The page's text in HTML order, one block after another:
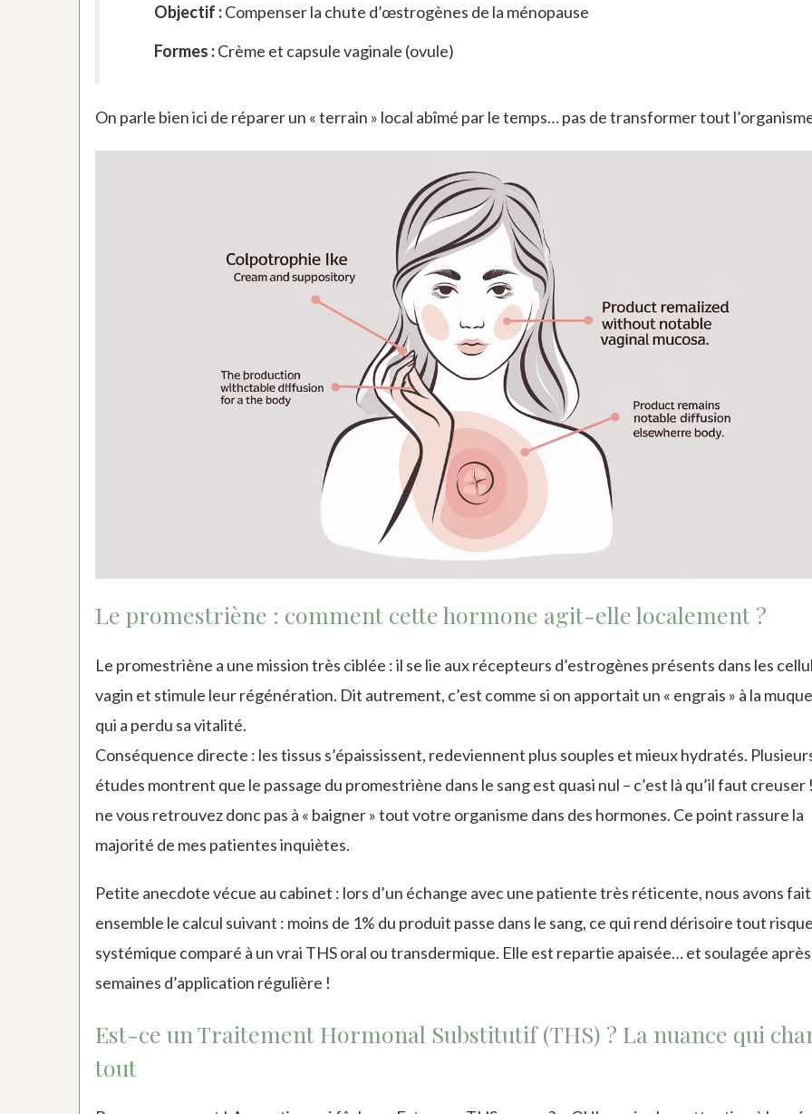
Objectif :Compenser la chute d’œstrogènes de la ménopause
Formes :Crème et capsule vaginale (ovule)
On parle bien ici de réparer un « terrain » local abîmé par le temps… pas de transformer tout
Le promestriène : comment cette hormone agit-elle localement ?
Le promestriène a une mission très ciblée : il se lie aux récepteurs d’estrogènes présents dans les
vagin et stimule leur régénération. Dit autrement, c’est comme si on apportait un « engrais » à la
qui a perdu sa vitalité.
Conséquence directe : les tissus s’épaississent, redeviennent plus souples et mieux hydratés.
études montrent que le passage du promestriène dans le sang est quasi nul – c’est là qu’il faut creuser
ne vous retrouvez donc pas à « baigner » tout votre organisme dans des hormones. Ce point rassure la
majorité de mes patientes inquiètes.
Petite anecdote vécue au cabinet : lors d’un échange avec une patiente très réticente, nous avons fait
ensemble le calcul suivant : moins de 1% du produit passe dans le sang, ce qui rend dérisoire tout
systémique comparé à un vrai THS oral ou transdermique. Elle est repartie apaisée… et soulagée
semaines d’application régulière !
Est-ce un Traitement Hormonal Substitutif (THS) ? La nuance qui
tout